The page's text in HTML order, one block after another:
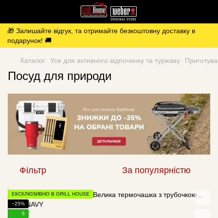
🎁 Залишайте відгук, та отримайте безкоштовну доставку в
подарунок! 🚚
Каталог Усе для активного відпочинку та туризму
Посуд для природи
Фільтр За популярністю
ЕКСКЛЮЗИВНО В GRILL HOUSE
−25%
6